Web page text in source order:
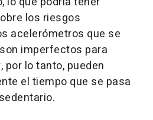
los riesgos
acelerómetros que se
imperfectos para
lo tanto, pueden
el tiempo que se pasa